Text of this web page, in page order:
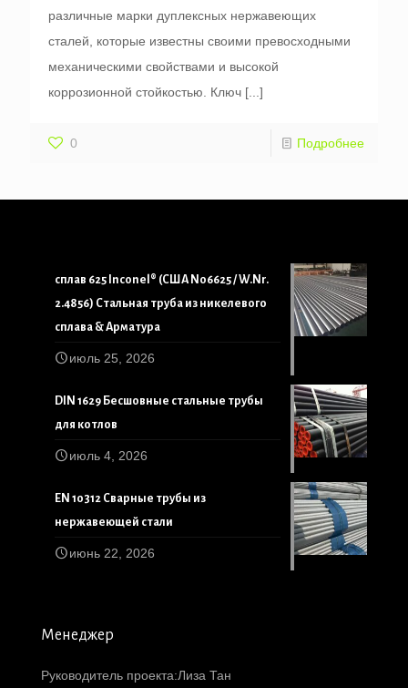
различные марки дуплексных нержавеющих
сталей, которые известны своими превосходными
механическими свойствами и высокой
коррозионной стойкостью. Ключ [...]
0 Подробнее
сплав 625 Inconel® (США N06625 / W.Nr.
2.4856) Стальная труба из никелевого
сплава & Арматура
июль 25, 2026
DIN 1629 Бесшовные стальные трубы
для котлов
июль 4, 2026
EN 10312 Сварные трубы из
нержавеющей стали
июнь 22, 2026
Менеджер
Руководитель проекта:Лиза Тан